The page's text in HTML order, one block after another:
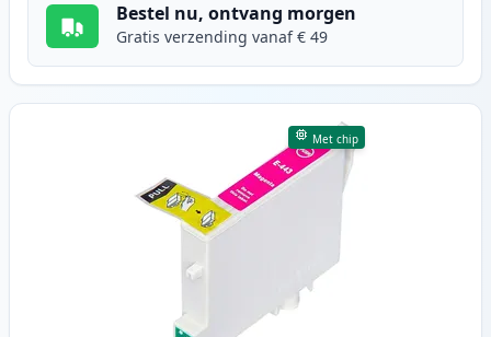
Bestel nu, ontvang morgen
Gratis verzending vanaf € 49
Met chip